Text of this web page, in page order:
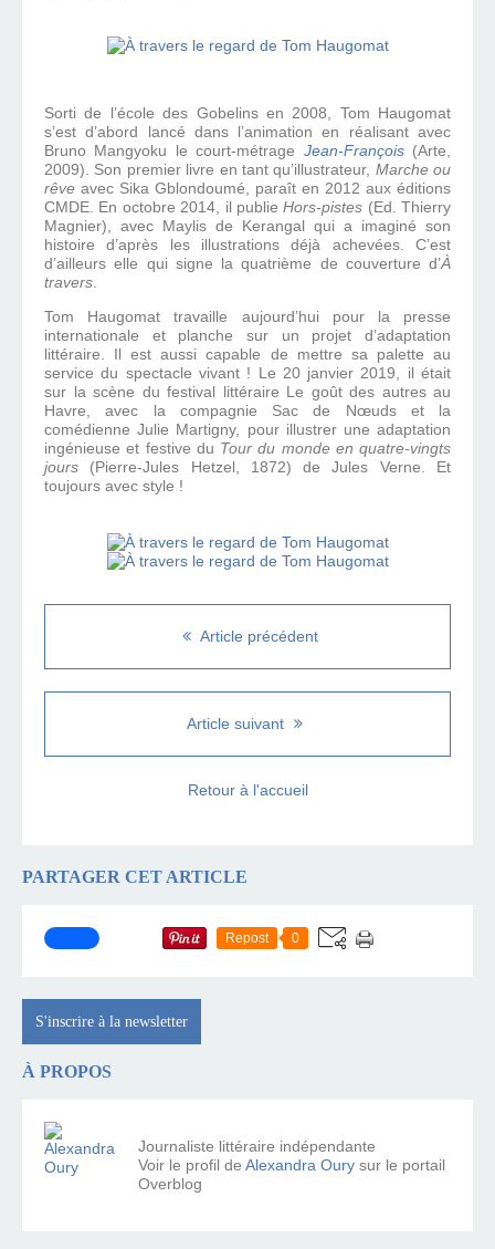
Sorti de l’école des Gobelins en 2008, Tom Haugomat
s’est d’abord lancé dans l’animation en réalisant avec
Bruno Mangyoku le court-métrage Jean-François(Arte,
2009). Son premier livre en tant qu’illustrateur, Marche ou
rêve avec Sika Gblondoumé, paraît en 2012 aux éditions
CMDE. En octobre 2014, il publieHors-pistes (Ed. Thierry
Magnier), avec Maylis de Kerangal qui a imaginé son
histoire d’après les illustrations déjà achevées. C’est
d’ailleurs elle qui signe la quatrième de couverture d’À
travers.
Tom Haugomat travaille aujourd’hui pour la presse
internationale et planche sur un projet d’adaptation
littéraire. Il est aussi capable de mettre sa palette au
service du spectacle vivant ! Le 20 janvier 2019, il était
sur la scène du festival littéraire Le goût des autres au
Havre, avec la compagnie Sac de Nœuds et la
comédienne Julie Martigny, pour illustrer une adaptation
ingénieuse et festive du Tour du monde en quatre-vingts
jours (Pierre-Jules Hetzel, 1872) de Jules Verne. Et
toujours avec style !
Article précédent
Article suivant
Retour à l'accueil
PARTAGER CET ARTICLE
Repost 0
S'inscrire à la newsletter
À PROPOS
Journaliste littéraire indépendante
Voir le profil de Alexandra Oury sur le portail
Overblog